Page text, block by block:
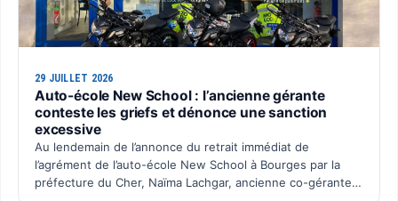
29 JUILLET 2026
Auto-école New School : l’ancienne gérante
conteste les griefs et dénonce une sanction
excessive
Au lendemain de l’annonce du retrait immédiat de
l’agrément de l’auto-école New School à Bourges par la
préfecture du Cher, Naïma Lachgar, ancienne co-gérante